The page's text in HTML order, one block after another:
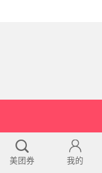
美团券 我的